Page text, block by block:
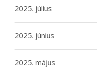
2025. július
2025. június
2025. május